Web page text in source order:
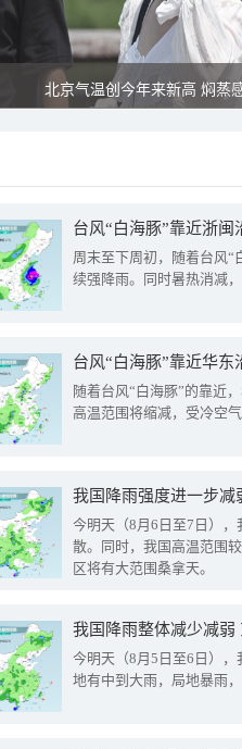
北京气温创今年来新高 焖蒸
台风“白海豚”靠近浙
周末至下周初，随着台风“
续强降雨。同时暑热消减
台风“白海豚”靠近华
随着台风“白海豚”的靠近
高温范围将缩减，受冷空
今明天（8月6日至7日）
散。同时，我国高温范围
区将有大范围桑拿天。
我国降雨整体减少减弱
今明天（8月5日至6日）
地有中到大雨，局地暴雨